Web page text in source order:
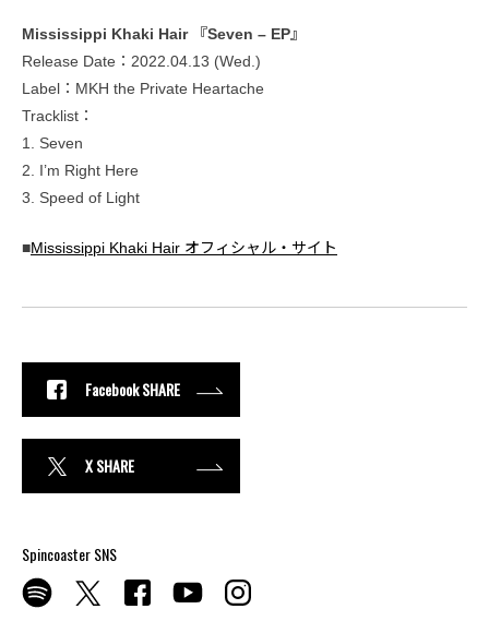
Mississippi Khaki Hair 『Seven – EP』
Release Date：2022.04.13 (Wed.)
Label：MKH the Private Heartache
Tracklist：
1. Seven
2. I’m Right Here
3. Speed of Light
■Mississippi Khaki Hair オフィシャル・サイト
Facebook SHARE
X SHARE
Spincoaster SNS